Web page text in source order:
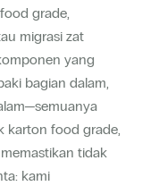
grade,
migrasi zat
yang
bagian dalam,
karton food grade,
tidak
kami